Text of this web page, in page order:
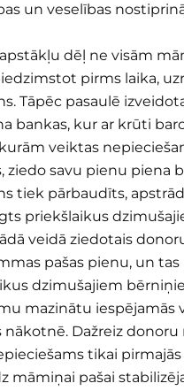
un veselības
dēļ ne visām
pirms laika,
Tāpēc pasaulē
bankas, kur ar krūti
veiktas
ziedo savu pienu piena
tiek pārbaudīts,
priekšlaikus
veidā ziedotais
pašas pienu, un tas
dzimušajiem
mazinātu iespējamās
nākotnē. Dažreiz
tikai pirmajās
māmiņai pašai